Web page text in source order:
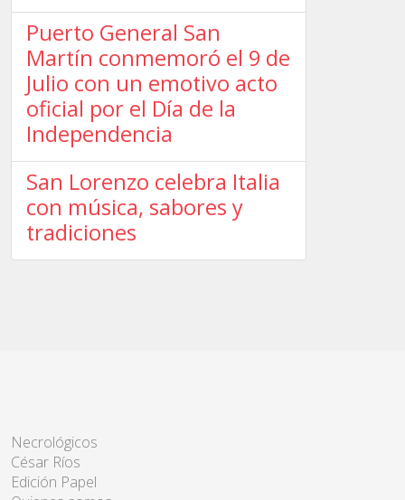
Puerto General San
Martín conmemoró el 9 de
Julio con un emotivo acto
oficial por el Día de la
Independencia
San Lorenzo celebra Italia
con música, sabores y
tradiciones
Necrológicos
César Ríos
Edición Papel